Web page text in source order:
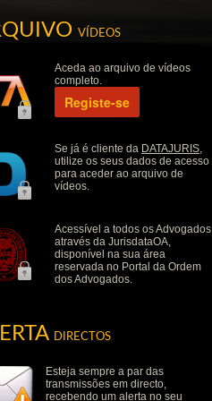
VÍDEOS
Aceda ao arquivo de vídeos
completo.
Registe-se
Se já é cliente da DATAJURIS,
utilize os seus dados de acesso
para aceder ao arquivo de
vídeos.
Acessível a todos os Advogados
através da JurisdataOA,
disponível na sua área
reservada no Portal da Ordem
dos Advogados.
DIRECTOS
Esteja sempre a par das
transmissões em directo,
recebendo um alerta no seu